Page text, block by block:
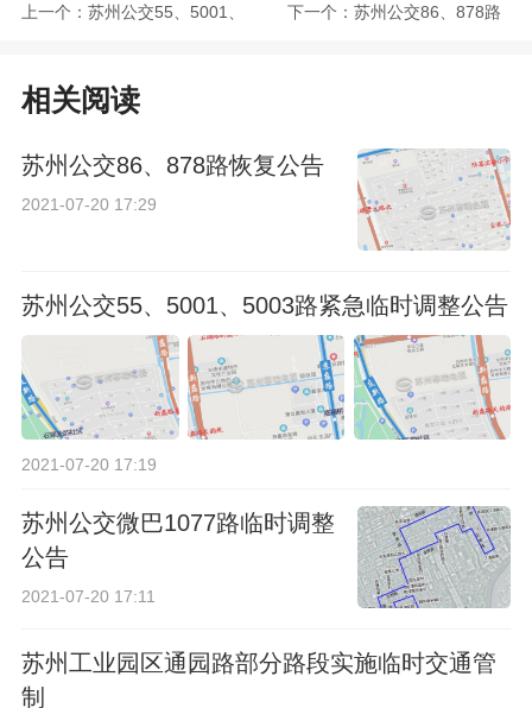
上一个： 苏州公交55、5001、 下一个： 苏州公交86、878路
相关阅读
苏州公交86、878路恢复公告
2021-07-20 17:29
苏州公交55、5001、5003路紧急临时调整公告
2021-07-20 17:19
苏州公交微巴1077路临时调整
公告
2021-07-20 17:11
苏州工业园区通园路部分路段实施临时交通管
制